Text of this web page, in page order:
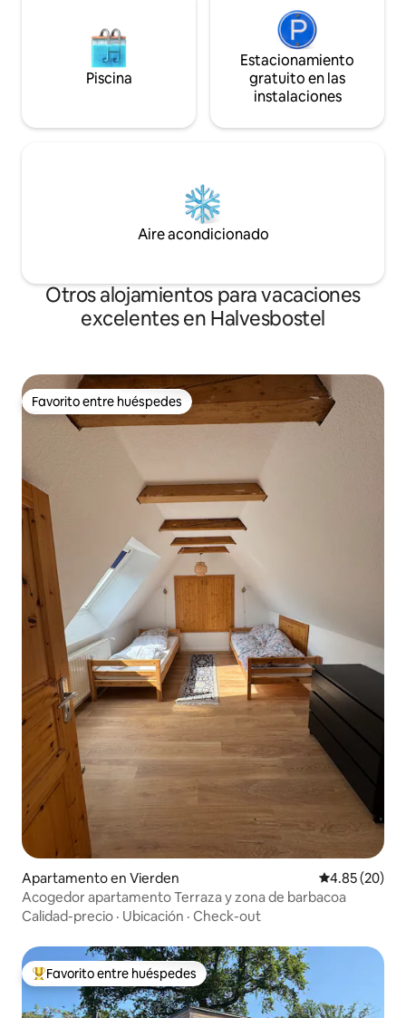
Piscina
Estacionamiento
gratuito en las
instalaciones
Aire acondicionado
Otros alojamientos para vacaciones
excelentes en Halvesbostel
Favorito entre huéspedes
Favorito entre huéspedes
Apartamento en Vierden Calificación
4.85 (20)
Acogedor apartamento Terraza y zona de barbacoa
Calidad-precio · Ubicación · Check-out
Favorito entre huéspedes preferido
Favorito entre huéspedes